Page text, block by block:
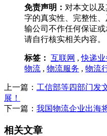
免责声明： 对本文以
字的真实性、完整性
输公司不作任何保证
请自行核实相关内容。
标签： 互联网 ,快递业
物流 , 物流服务 , 物流
上一篇： 工信部等四部门发
展！
下一篇： 我国物流企业出海
相关文章